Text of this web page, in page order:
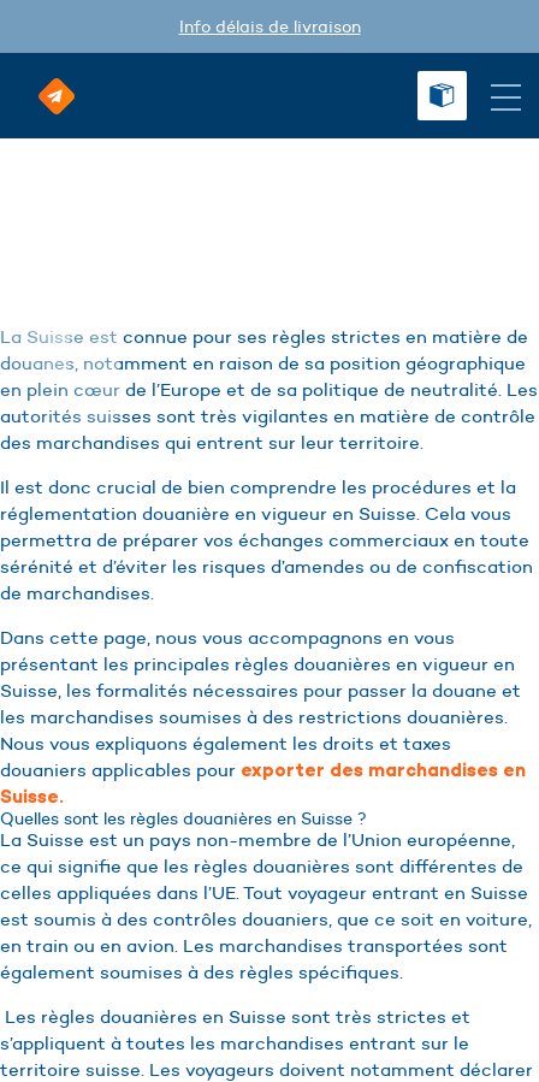
Info délais de livraison
La Suisse est connue pour ses règles strictes en matière de
douanes, notamment en raison de sa position géographique
en plein cœur de l’Europe et de sa politique de neutralité. Les
autorités suisses sont très vigilantes en matière de contrôle
des marchandises qui entrent sur leur territoire.
Il est donc crucial de bien comprendre les procédures et la
réglementation douanière en vigueur en Suisse. Cela vous
permettra de préparer vos échanges commerciaux en toute
sérénité et d’éviter les risques d’amendes ou de confiscation
de marchandises.
Dans cette page, nous vous accompagnons en vous
présentant les principales règles douanières en vigueur en
Suisse, les formalités nécessaires pour passer la douane et
les marchandises soumises à des restrictions douanières.
Nous vous expliquons également les droits et taxes
douaniers applicables pour exporter des marchandises en
Suisse.
Quelles sont les règles douanières en Suisse ?
La Suisse est un pays non-membre de l’Union européenne,
ce qui signifie que les règles douanières sont différentes de
celles appliquées dans l’UE. Tout voyageur entrant en Suisse
est soumis à des contrôles douaniers, que ce soit en voiture,
en train ou en avion. Les marchandises transportées sont
également soumises à des règles spécifiques.
Les règles douanières en Suisse sont très strictes et
s’appliquent à toutes les marchandises entrant sur le
territoire suisse. Les voyageurs doivent notamment déclarer